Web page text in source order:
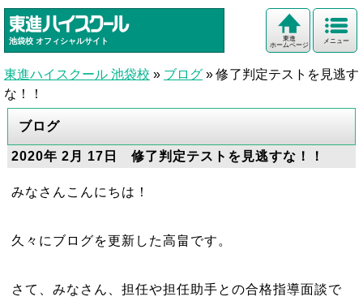
池袋校 オフィシャルサイト メニュー
東進
ホームページ
東進ハイスクール 池袋校 » ブログ » 修了判定テストを見逃す
な！！
ブログ
2020年 2月 17日 修了判定テストを見逃すな！！
みなさんこんにちは！
久々にブログを更新した高畠です。
さて、みなさん、担任や担任助手との合格指導面談で